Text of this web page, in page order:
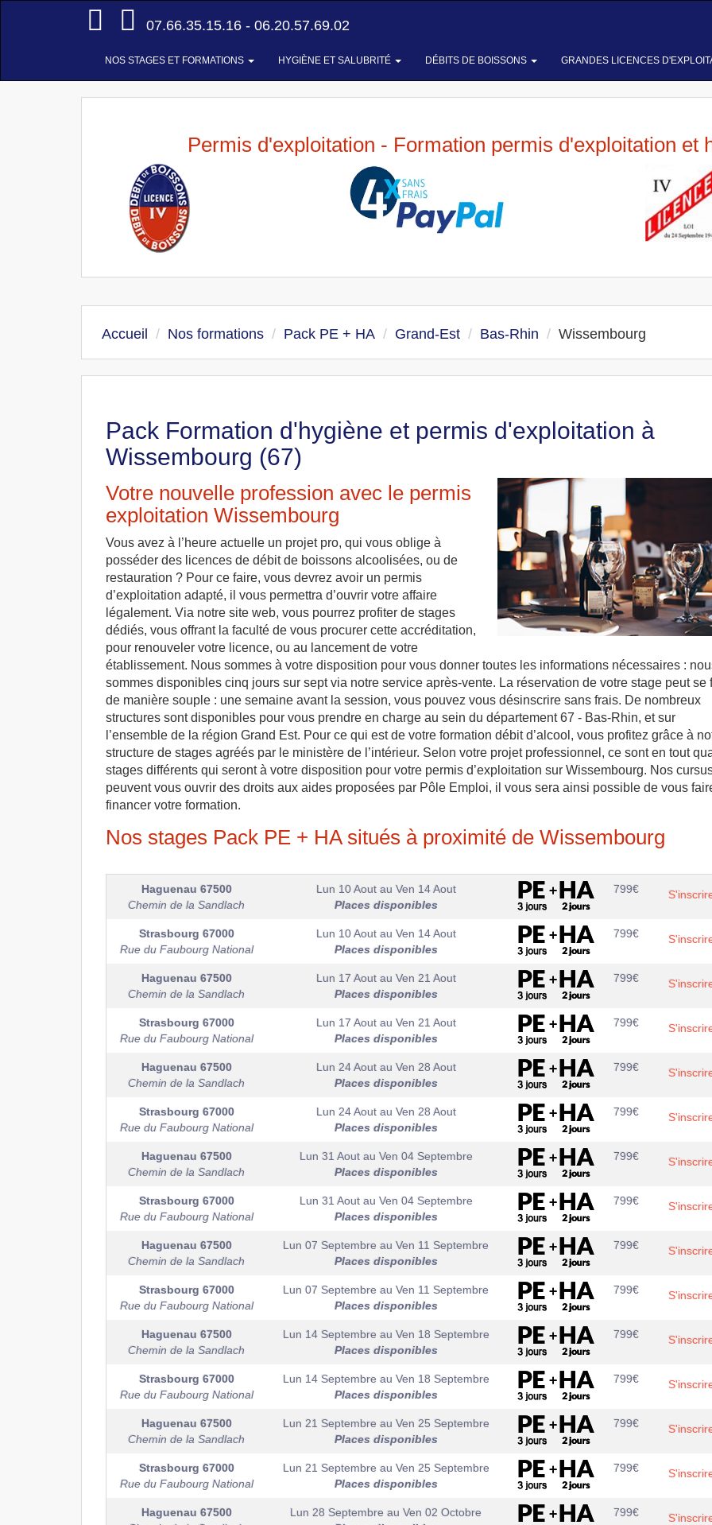
Accueil
07.66.35.15.16 - 06.20.57.69.02
NOS STAGES ET FORMATIONS HYGIÈNE ET SALUBRITÉ DÉBITS DE BOISSONS GRANDES LICENCES
Permis d'exploitation - Formation permis d'exploitation et
Accueil Nos formations Pack PE + HA Grand-Est Bas-Rhin Wissembourg
Pack Formation d'hygiène et permis d'exploitation à
Wissembourg (67)
Votre nouvelle profession avec le permis
exploitation Wissembourg
Vous avez à l’heure actuelle un projet pro, qui vous oblige à
posséder des licences de débit de boissons alcoolisées, ou de
restauration ? Pour ce faire, vous devrez avoir un permis
d’exploitation adapté, il vous permettra d’ouvrir votre affaire
légalement. Via notre site web, vous pourrez profiter de stages
dédiés, vous offrant la faculté de vous procurer cette accréditation,
pour renouveler votre licence, ou au lancement de votre
établissement. Nous sommes à votre disposition pour vous donner toutes les informations nécessaires :
sommes disponibles cinq jours sur sept via notre service après-vente. La réservation de votre stage peut se
de manière souple : une semaine avant la session, vous pouvez vous désinscrire sans frais. De nombreux
structures sont disponibles pour vous prendre en charge au sein du département 67 - Bas-Rhin, et sur
l’ensemble de la région Grand Est. Pour ce qui est de votre formation débit d’alcool, vous profitez grâce à
structure de stages agréés par le ministère de l’intérieur. Selon votre projet professionnel, ce sont en tout
stages différents qui seront à votre disposition pour votre permis d’exploitation sur Wissembourg. Nos
peuvent vous ouvrir des droits aux aides proposées par Pôle Emploi, il vous sera ainsi possible de vous
financer votre formation.
Nos stages Pack PE + HA situés à proximité de Wissembourg
Haguenau 67500
Chemin de la Sandlach
Lun 10 Aout au Ven 14 Aout
Places disponibles
799€
Strasbourg 67000
Rue du Faubourg National
Lun 10 Aout au Ven 14 Aout
Places disponibles
799€
Haguenau 67500
Chemin de la Sandlach
Lun 17 Aout au Ven 21 Aout
Places disponibles
799€
Strasbourg 67000
Rue du Faubourg National
Lun 17 Aout au Ven 21 Aout
Places disponibles
799€
Haguenau 67500
Chemin de la Sandlach
Lun 24 Aout au Ven 28 Aout
Places disponibles
799€
Strasbourg 67000
Rue du Faubourg National
Lun 24 Aout au Ven 28 Aout
Places disponibles
799€
Haguenau 67500
Chemin de la Sandlach
Lun 31 Aout au Ven 04 Septembre
Places disponibles
799€
Strasbourg 67000
Rue du Faubourg National
Lun 31 Aout au Ven 04 Septembre
Places disponibles
799€
Haguenau 67500
Chemin de la Sandlach
Lun 07 Septembre au Ven 11 Septembre
Places disponibles
799€
Strasbourg 67000
Rue du Faubourg National
Lun 07 Septembre au Ven 11 Septembre
Places disponibles
799€
Haguenau 67500
Chemin de la Sandlach
Lun 14 Septembre au Ven 18 Septembre
Places disponibles
799€
Strasbourg 67000
Rue du Faubourg National
Lun 14 Septembre au Ven 18 Septembre
Places disponibles
799€
Haguenau 67500
Chemin de la Sandlach
Lun 21 Septembre au Ven 25 Septembre
Places disponibles
799€
Strasbourg 67000
Rue du Faubourg National
Lun 21 Septembre au Ven 25 Septembre
Places disponibles
799€
Haguenau 67500
Lun 28 Septembre au Ven 02 Octobre
799€